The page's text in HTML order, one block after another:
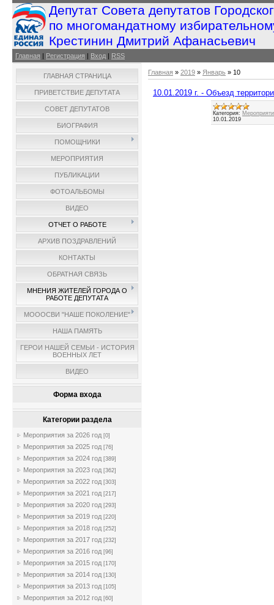
Депутат Совета депутатов
по многомандатному
Крестинин Дмитрий Афанасьевич
Главная | Регистрация | Вход | RSS
ГЛАВНАЯ СТРАНИЦА
ПРИВЕТСТВИЕ ДЕПУТАТА
СОВЕТ ДЕПУТАТОВ
БИОГРАФИЯ
ПОМОЩНИКИ
МЕРОПРИЯТИЯ
ПУБЛИКАЦИИ
ФОТОАЛЬБОМЫ
ВИДЕО
ОТЧЕТ О РАБОТЕ
АРХИВ ПОЗДРАВЛЕНИЙ
КОНТАКТЫ
ОБРАТНАЯ СВЯЗЬ
МНЕНИЯ ЖИТЕЛЕЙ ГОРОДА О
РАБОТЕ ДЕПУТАТА
МОООСВИ "НАШЕ ПОКОЛЕНИЕ"
НАША ПАМЯТЬ
ГЕРОИ НАШЕЙ СЕМЬИ - ИСТОРИЯ
ВОЕННЫХ ЛЕТ
ВИДЕО
Форма входа
Категории раздела
Мероприятия за 2026 год [0]
Мероприятия за 2025 год [76]
Мероприятия за 2024 год [389]
Мероприятия за 2023 год [362]
Мероприятия за 2022 год [303]
Мероприятия за 2021 год [217]
Мероприятия за 2020 год [293]
Мероприятия за 2019 год [220]
Мероприятия за 2018 год [252]
Мероприятия за 2017 год [232]
Мероприятия за 2016 год [96]
Мероприятия за 2015 год [170]
Мероприятия за 2014 год [130]
Мероприятия за 2013 год [105]
Мероприятия за 2012 год [60]
Главная » 2019 » Январь » 10
10.01.2019 г. - Объезд
Категория:
10.01.2019